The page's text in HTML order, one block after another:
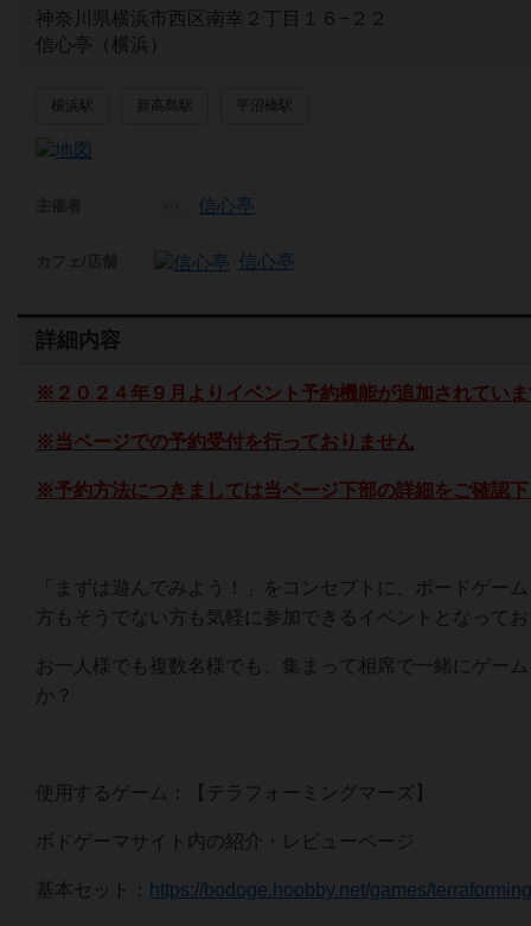
神奈川県横浜市西区南幸２丁目１６−２２
信心亭（横浜）
横浜駅 新高島駅 平沼橋駅
信心亭
信心亭
詳細内容
※２０２４年９月よりイベント予約機能が追加されてい
※当ページでの予約受付を行っておりません
※予約方法につきましては当ページ下部の詳細をご確認
「まずは遊んでみよう！」をコンセプトに、ボードゲー
方もそうでない方も気軽に参加できるイベントとなって
お一人様でも複数名様でも、集まって相席で一緒にゲー
か？
使用するゲーム：【テラフォーミングマーズ】
ボドゲーマサイト内の紹介・レビューページ
基本セット： https://bodoge.hoobby.net/games/